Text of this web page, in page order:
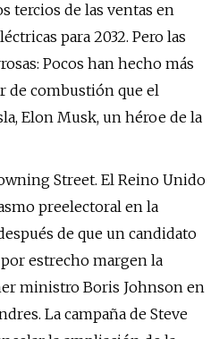
tercios de las ventas en
para 2032. Pero las
Pocos han hecho más
de combustión que el
Elon Musk, un héroe de la
Street. El Reino Unido
preelectoral en la
de que un candidato
estrecho margen la
ministro Boris Johnson en
La campaña de Steve